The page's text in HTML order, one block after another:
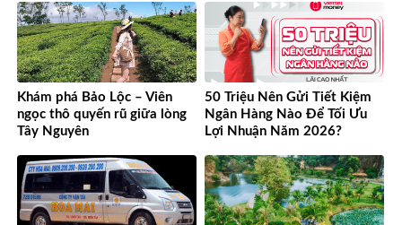
Khám phá Bảo Lộc – Viên
ngọc thô quyến rũ giữa lòng
Tây Nguyên
50 Triệu Nên Gửi Tiết Kiệm
Ngân Hàng Nào Để Tối Ưu
Lợi Nhuận Năm 2026?